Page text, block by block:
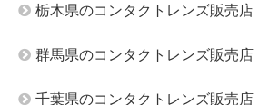
栃木県のコンタクトレンズ販売店
群馬県のコンタクトレンズ販売店
千葉県のコンタクトレンズ販売店